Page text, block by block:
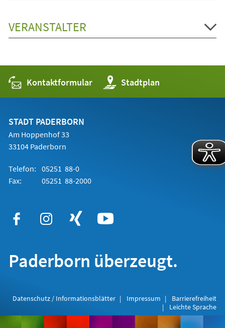
VERANSTALTER
Kontaktformular Stadtplan
(Öffnet
in
einem
STADT PADERBORN
Am Hoppenhof 33
33104 Paderborn
Telefon: 05251 88-0
Fax:
05251 88-2000
Paderborn überzeugt.
Datenschutz / Informationsblätter Impressum
Barrierefreiheit
Leichte Sprache